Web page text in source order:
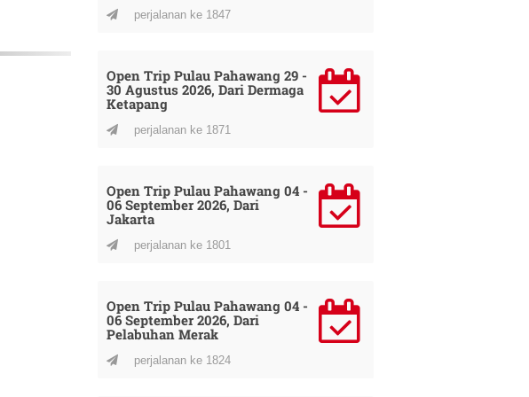
perjalanan ke 1847
Open Trip Pulau Pahawang 29 -
30 Agustus 2026, Dari Dermaga
Ketapang
perjalanan ke 1871
Open Trip Pulau Pahawang 04 -
06 September 2026, Dari
Jakarta
perjalanan ke 1801
Open Trip Pulau Pahawang 04 -
06 September 2026, Dari
Pelabuhan Merak
perjalanan ke 1824